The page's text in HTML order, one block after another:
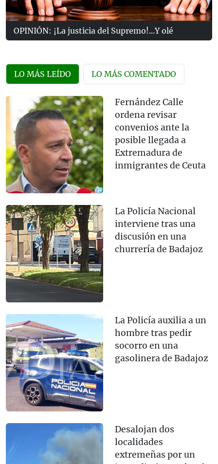
OPINIÓN: ¡La justicia del Supremo!...Y olé
LO MÁS LEÍDO LO MÁS COMENTADO
Fernández Calle
ordena revisar
convenios ante la
posible llegada a
Extremadura de
inmigrantes de Ceuta
La Policía Nacional
interviene tras una
discusión en una
churrería de Badajoz
La Policía auxilia a un
hombre tras pedir
socorro en una
gasolinera de Badajoz
Desalojan dos
localidades
extremeñas por un